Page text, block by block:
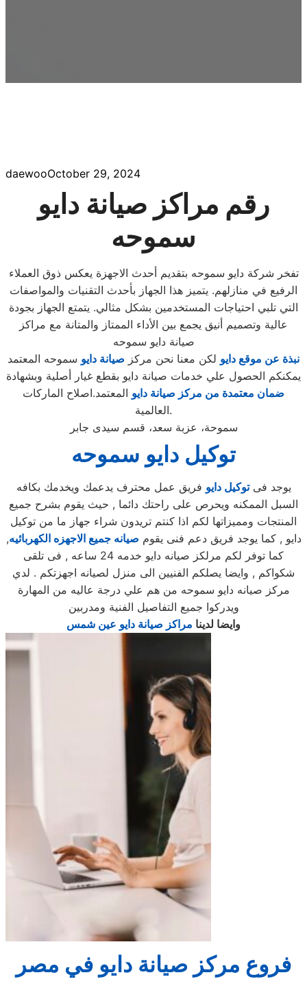
daewooOctober 29, 2024
رقم مراكز صيانة دايو
سموحه
تفخر شركة دايو سموحه بتقديم أحدث الاجهزة يعكس ذوق العملاء
الرفيع في منازلهم. يتميز هذا الجهاز بأحدث التقنيات والمواصفات
التي تلبي احتياجات المستخدمين بشكل مثالي. يتمتع الجهاز بجودة
عالية وتصميم أنيق يجمع بين الأداء الممتاز والمتانة مع مراكز
صيانة دايو سموحه
نبذة عن موقع دايو لكن معنا نحن مركز صيانة دايو سموحه المعتمد
يمكنكم الحصول علي خدمات صيانة دايو بقطع غيار أصلية وبشهادة
ضمان معتمدة من مركز صيانة دايو المعتمد.اصلاح الماركات
العالمية.
سموحة، عزبة سعد، قسم سيدى جابر
توكيل دايو سموحه
يوجد فىتوكيل دايو فريق عمل محترف يدعمك ويخدمك بكافه
السبل الممكنه ويحرص على راحتك دائما , حيث يقوم بشرح جميع
المنتجات ومميزاتها لكم اذا كنتم تريدون شراء جهاز ما من توكيل
دايو , كما يوجد فريق دعم فنى يقوم صيانه جميع الاجهزه الكهربائيه,
كما توفر لكم مرلكز صيانه دايو خدمه 24 ساعه , فى تلقى
شكواكم , وايضا يصلكم الفنيين الى منزل لصيانه اجهزتكم . لدي
مركز صيانه دايو سموحه من هم علي درجة عاليه من المهارة
ويدركوا جميع التفاصيل الفنية ومدربين
وايضا لدينا مراكز صيانة دايو عين شمس
فروع مركز صيانة دايو في مصر